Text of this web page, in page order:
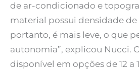
de ar-condicionado e
material possui densidade
portanto, é mais leve, o que
autonomia”, explicou Nucci.
disponível em opções de 12 a